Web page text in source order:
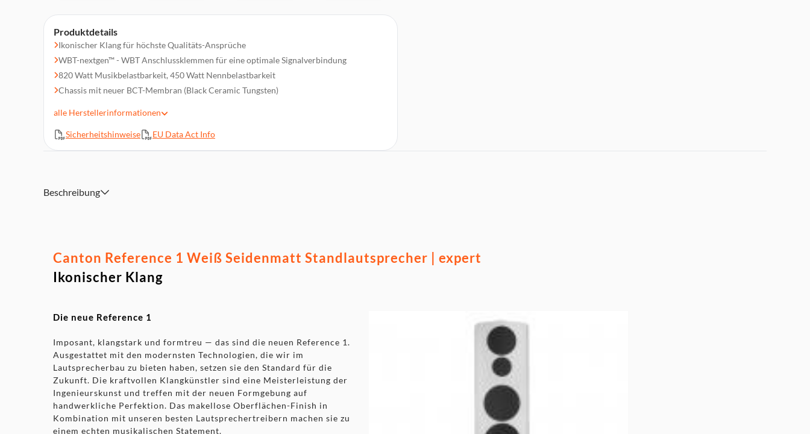
Produktdetails
Ikonischer Klang für höchste Qualitäts-Ansprüche
WBT-nextgen™ - WBT Anschlussklemmen für eine optimale Signalverbindung
820 Watt Musikbelastbarkeit, 450 Watt Nennbelastbarkeit
Chassis mit neuer BCT-Membran (Black Ceramic Tungsten)
3-Wege Bassreflexsystem, Bi-Wiring / Amping Terminal
Übertragungsbereich: 18 - 40.000 Hz
alle Herstellerinformationen
Sicherheitshinweise EU Data Act Info
Beschreibung
Canton Reference 1 Weiß Seidenmatt Standlautsprecher | expert
Ikonischer Klang
Die neue Reference 1
Imposant, klangstark und formtreu — das sind die neuen Reference 1.
Ausgestattet mit den modernsten Technologien, die wir im
Lautsprecherbau zu bieten haben, setzen sie den Standard für die
Zukunft. Die kraftvollen Klangkünstler sind eine Meisterleistung der
Ingenieurskunst und treffen mit der neuen Formgebung auf
handwerkliche Perfektion. Das makellose Oberflächen-Finish in
Kombination mit unseren besten Lautsprechertreibern machen sie zu
einem echten musikalischen Statement.